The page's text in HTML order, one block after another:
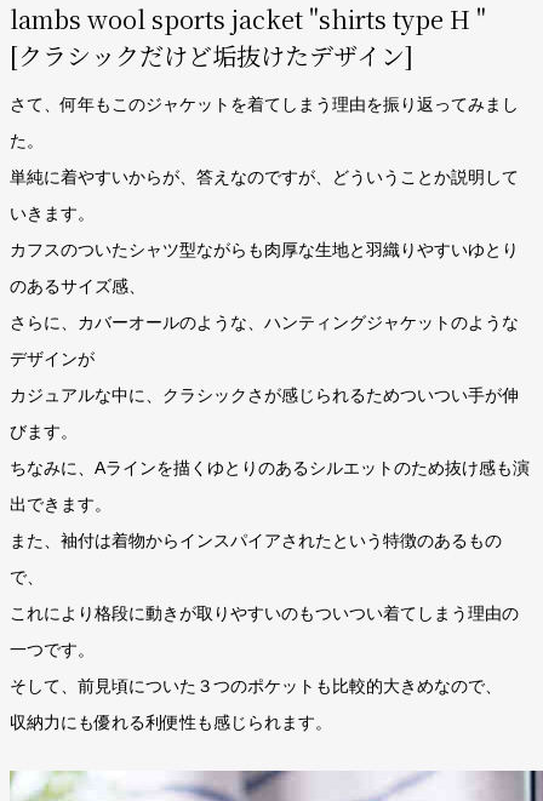
lambs wool sports jacket "shirts type H "
[クラシックだけど垢抜けたデザイン]
さて、何年もこのジャケットを着てしまう理由を振り返ってみまし
た。
単純に着やすいからが、答えなのですが、どういうことか説明して
いきます。
カフスのついたシャツ型ながらも肉厚な生地と羽織りやすいゆとり
のあるサイズ感、
さらに、カバーオールのような、ハンティングジャケットのような
デザインが
カジュアルな中に、クラシックさが感じられるためついつい手が伸
びます。
ちなみに、Aラインを描くゆとりのあるシルエットのため抜け感も演
出できます。
また、袖付は着物からインスパイアされたという特徴のあるもの
で、
これにより格段に動きが取りやすいのもついつい着てしまう理由の
一つです。
そして、前見頃についた３つのポケットも比較的大きめなので、
収納力にも優れる利便性も感じられます。